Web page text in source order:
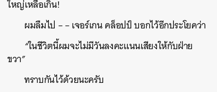
ใหญ่เหลือเกิน!
ผมลืมไป – –เจอร์เกนคล็อปป์บอกไว้อีกประโยคว่า
“ในชีวิตนี้ผมจะไม่มีวันลงคะแนนเสียงให้กับฝ่าย
ขวา”
ทราบกันไว้ด้วยนะครับ